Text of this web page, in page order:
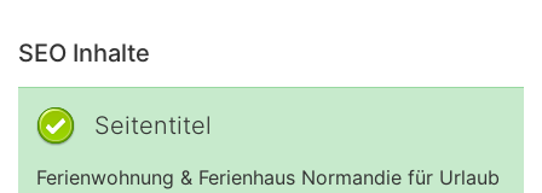
SEO Inhalte
Seitentitel
Ferienwohnung & Ferienhaus Normandie für Urlaub